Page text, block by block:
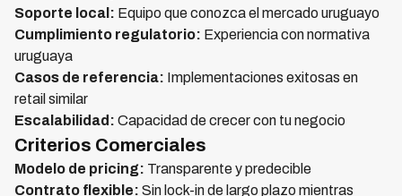
Soporte local: Equipo que conozca el mercado uruguayo
Cumplimiento regulatorio: Experiencia con normativa
uruguaya
Casos de referencia: Implementaciones exitosas en
retail similar
Escalabilidad: Capacidad de crecer con tu negocio
Criterios Comerciales
Modelo de pricing: Transparente y predecible
Contrato flexible: Sin lock-in de largo plazo mientras